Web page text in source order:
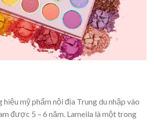
mỹ phẩm nội địa Trung du nhập vào
được 5 – 6 năm. Lameila là một trong